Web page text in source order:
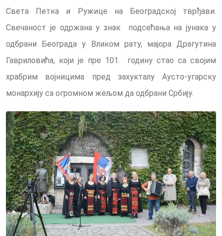
Света Петка и Ружице на Београдској тврђави.
Свечаност је одржана у знак подсећања на јунака у
одбрани Београда у Вликом рату, мајора Драгутина
Гавриловића, који је пре 101. годину стао са својим
храбрим војницима пред захукталу Аусто-угарску
монархију са огромном жељом да одбрани Србију.